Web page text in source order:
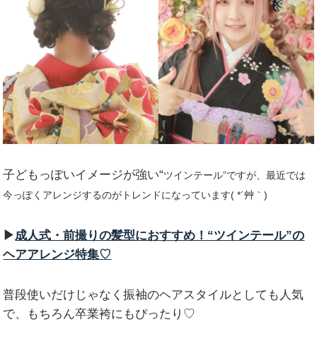
子どもっぽいイメージが強い“ツインテール”ですが、最近では
今っぽくアレンジするのがトレンドになっています( *´艸｀)
▶︎成人式・前撮りの髪型におすすめ！“ツインテール”の
ヘアアレンジ特集♡
普段使いだけじゃなく振袖のヘアスタイルとしても人気
で、もちろん卒業袴にもぴったり♡